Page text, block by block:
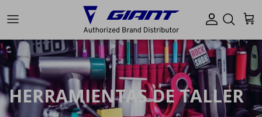
Cuenta
HERRAMIENTAS DE TALLER